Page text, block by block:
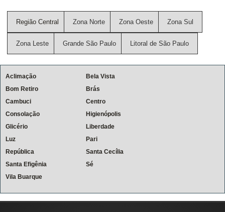
Região Central Zona Norte Zona Oeste Zona Sul
Zona Leste Grande São Paulo Litoral de São Paulo
Aclimação
Bela Vista
Bom Retiro
Brás
Cambuci
Centro
Consolação
Higienópolis
Glicério
Liberdade
Luz
Pari
República
Santa Cecília
Santa Efigênia
Sé
Vila Buarque